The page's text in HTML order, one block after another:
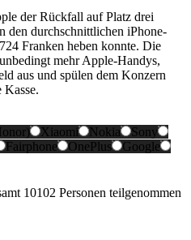
der Rückfall auf Platz drei
den durchschnittlichen iPhone-
Franken heben konnte. Die
mehr Apple-Handys,
aus und spülen dem Konzern
Kasse.
Xiaomi Nokia
Sony
Fairphone OnePlus
Google
10102 Personen teilgenommen